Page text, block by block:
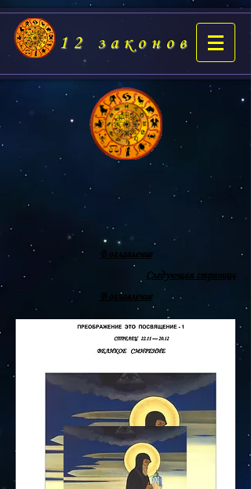
12 законов
В оглавление
Следующая страница
В оглавление